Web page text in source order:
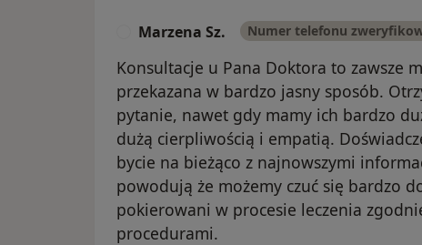
Marzena Sz. Numer telefonu
Konsultacje u Pana Doktora to zawsze
przekazana w bardzo jasny sposób.
pytanie, nawet gdy mamy ich bardzo
dużą cierpliwością i empatią.
bycie na bieżąco z najnowszymi
powodują że możemy czuć się bardzo
pokierowani w procesie leczenia
procedurami.